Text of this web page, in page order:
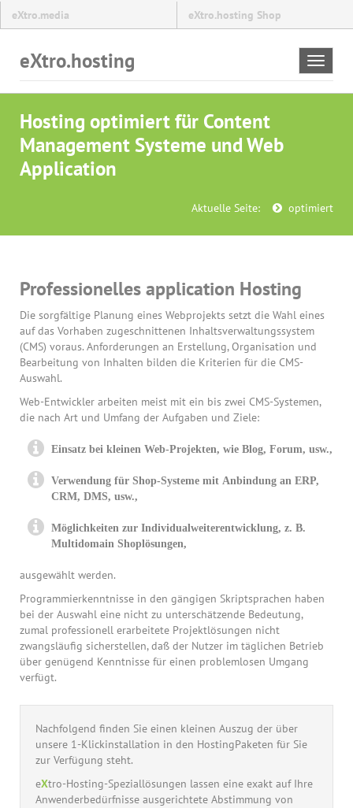
eXtro.media eXtro.hosting Shop
Toggle
eXtro.hosting
Hosting optimiert für Content
Management Systeme und Web
Application
Aktuelle Seite: optimiert
Professionelles application Hosting
Die sorgfältige Planung eines Webprojekts setzt die Wahl eines
auf das Vorhaben zugeschnittenen Inhaltsverwaltungssystem
(CMS) voraus. Anforderungen an Erstellung, Organisation und
Bearbeitung von Inhalten bilden die Kriterien für die CMS-
Auswahl.
Web-Entwickler arbeiten meist mit ein bis zwei CMS-Systemen,
die nach Art und Umfang der Aufgaben und Ziele:
Einsatz bei kleinen Web-Projekten, wie Blog, Forum, usw.,
Verwendung für Shop-Systeme mit Anbindung an ERP,
CRM, DMS, usw.,
Möglichkeiten zur Individualweiterentwicklung, z. B.
Multidomain Shoplösungen,
ausgewählt werden.
Programmierkenntnisse in den gängigen Skriptsprachen haben
bei der Auswahl eine nicht zu unterschätzende Bedeutung,
zumal professionell erarbeitete Projektlösungen nicht
zwangsläufig sicherstellen, daß der Nutzer im täglichen Betrieb
über genügend Kenntnisse für einen problemlosen Umgang
verfügt.
Nachfolgend finden Sie einen kleinen Auszug der über
unsere 1-Klickinstallation in den HostingPaketen für Sie
zur Verfügung steht.
eXtro-Hosting-Speziallösungen lassen eine exakt auf Ihre
Anwenderbedürfnisse ausgerichtete Abstimmung von